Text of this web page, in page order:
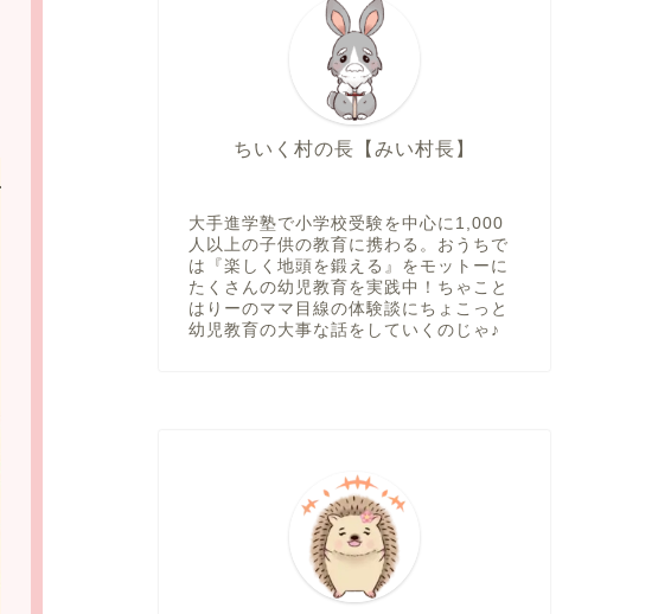
ちいく村の長【みい村長】
大手進学塾で小学校受験を中心に1,000
人以上の子供の教育に携わる。おうちで
は『楽しく地頭を鍛える』をモットーに
たくさんの幼児教育を実践中！ちゃこと
はりーのママ目線の体験談にちょこっと
幼児教育の大事な話をしていくのじゃ♪